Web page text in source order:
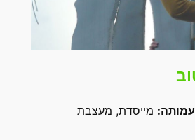
: מייסדת, מעצבת